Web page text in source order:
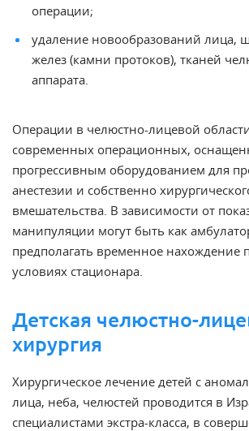
операции;
удаление новообразований лица,
желез (камни протоков), тканей
аппарата.
Операции в челюстно-лицевой
современных операционных,
прогрессивным оборудованием для
анестезии и собственно
вмешательства. В зависимости от
манипуляции могут быть как
предполагать временное нахождение
условиях стационара.
Детская челюстно-
хирургия
Хирургическое лечение детей с
лица, неба, челюстей проводится в
специалистами экстра-класса, в